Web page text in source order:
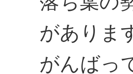
がありま
がんばっ